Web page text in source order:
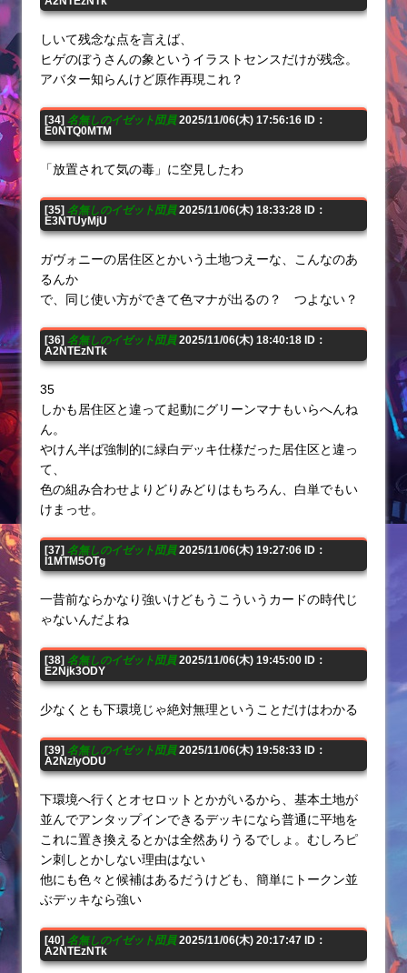
しいて残念な点を言えば、
ヒゲのぼうさんの象というイラストセンスだけが残念。
アバター知らんけど原作再現これ？
[34] 名無しのイゼット団員2025/11/06(木) 17:56:16 ID：
E0NTQ0MTM
「放置されて気の毒」に空見したわ
[35] 名無しのイゼット団員2025/11/06(木) 18:33:28 ID：
E3NTUyMjU
ガヴォニーの居住区とかいう土地つえーな、こんなのあ
るんか
で、同じ使い方ができて色マナが出るの？ つよない？
[36] 名無しのイゼット団員2025/11/06(木) 18:40:18 ID：
A2NTEzNTk
35
しかも居住区と違って起動にグリーンマナもいらへんね
ん。
やけん半ば強制的に緑白デッキ仕様だった居住区と違っ
て、
色の組み合わせよりどりみどりはもちろん、白単でもい
けまっせ。
[37] 名無しのイゼット団員2025/11/06(木) 19:27:06 ID：
I1MTM5OTg
一昔前ならかなり強いけどもうこういうカードの時代じ
ゃないんだよね
[38] 名無しのイゼット団員2025/11/06(木) 19:45:00 ID：
E2Njk3ODY
少なくとも下環境じゃ絶対無理ということだけはわかる
[39] 名無しのイゼット団員2025/11/06(木) 19:58:33 ID：
A2NzIyODU
下環境へ行くとオセロットとかがいるから、基本土地が
並んでアンタップインできるデッキになら普通に平地を
これに置き換えるとかは全然ありうるでしょ。むしろピ
ン刺しとかしない理由はない
他にも色々と候補はあるだうけども、簡単にトークン並
ぶデッキなら強い
[40] 名無しのイゼット団員2025/11/06(木) 20:17:47 ID：
A2NTEzNTk